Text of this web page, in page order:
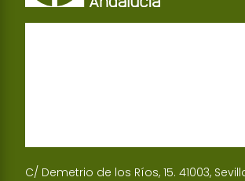
C/ Demetrio de los Ríos, 15. 41003,